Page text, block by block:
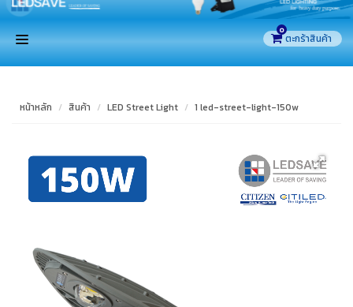
0
หน้าหลัก สินค้า LED Street Light 1 led-street-light-150w